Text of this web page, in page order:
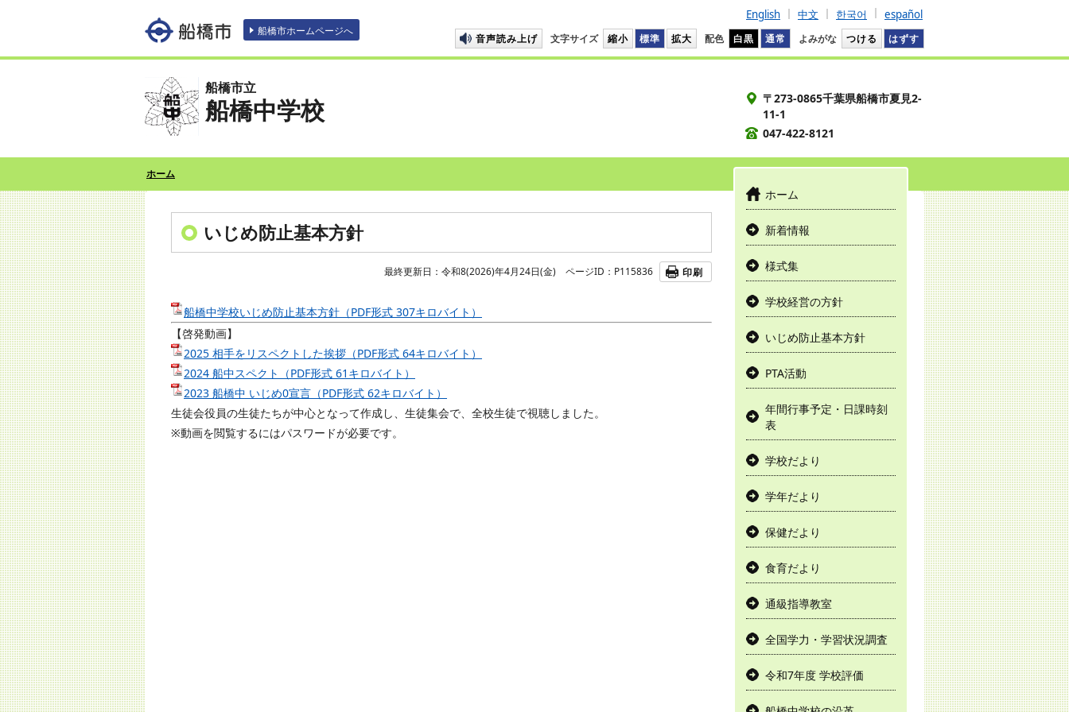
船橋市ホームページへ
English 中文 한국어 español
音声読み上げ 文字サイズ 縮小 標準 拡大 配色 白黒 通常 よみがな つける はずす
船橋市立
船橋中学校
〒273-0865千葉県船橋市夏見2-
11-1
047-422-8121
ホーム
ホーム
新着情報
様式集
学校経営の方針
いじめ防止基本方針
PTA活動
年間行事予定・日課時刻
表
学校だより
学年だより
保健だより
食育だより
通級指導教室
全国学力・学習状況調査
令和7年度 学校評価
いじめ防止基本方針
最終更新日：令和8(2026)年4月24日(金) ページID：P115836 印刷
船橋中学校いじめ防止基本方針（PDF形式 307キロバイト）
【啓発動画】
2025 相手をリスペクトした挨拶（PDF形式 64キロバイト）
2024 船中スペクト（PDF形式 61キロバイト）
2023 船橋中 いじめ0宣言（PDF形式 62キロバイト）
生徒会役員の生徒たちが中心となって作成し、生徒集会で、全校生徒で視聴しました。
※動画を閲覧するにはパスワードが必要です。